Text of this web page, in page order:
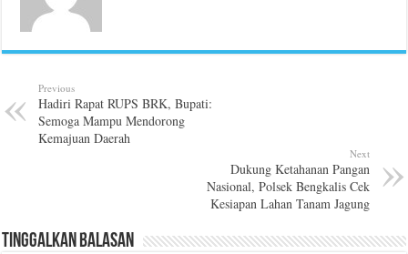
Previous
Hadiri Rapat RUPS BRK, Bupati:
Semoga Mampu Mendorong
Kemajuan Daerah
Next
Dukung Ketahanan Pangan
Nasional, Polsek Bengkalis Cek
Kesiapan Lahan Tanam Jagung
Tinggalkan Balasan